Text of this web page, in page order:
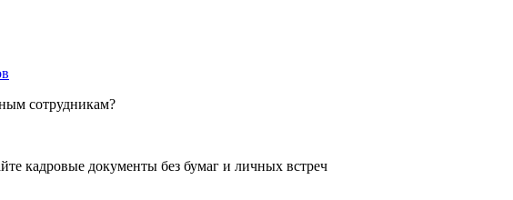
сотрудникам?
кадровые документы без бумаг и личных встреч